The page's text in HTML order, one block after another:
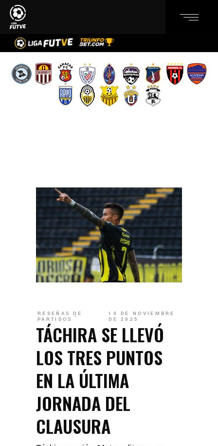
RESEÑAS DE
PARTIDOS
10 DE NOVIEMBRE
DE 2025
TÁCHIRA SE LLEVÓ
LOS TRES PUNTOS
EN LA ÚLTIMA
JORNADA DEL
CLAUSURA